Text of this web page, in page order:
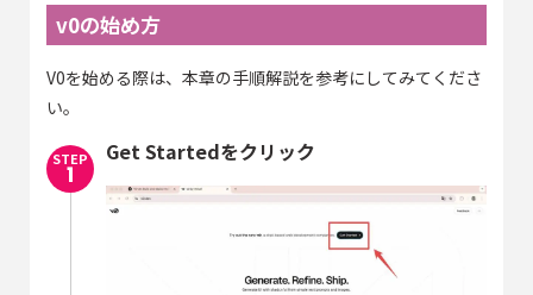
v0の始め方
V0を始める際は、本章の手順解説を参考にしてみてくださ
い。
Get Startedをクリック